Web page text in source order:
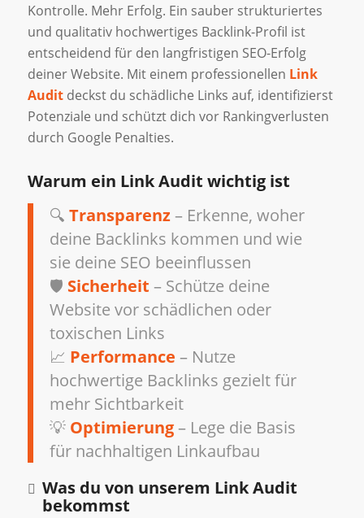
Kontrolle. Mehr Erfolg. Ein sauber strukturiertes
und qualitativ hochwertiges Backlink-Profil ist
entscheidend für den langfristigen SEO-Erfolg
deiner Website. Mit einem professionellen Link
Auditdeckst du schädliche Links auf, identifizierst
Potenziale und schützt dich vor Rankingverlusten
durch Google Penalties.
Warum ein Link Audit wichtig ist
🔍 Transparenz– Erkenne, woher
deine Backlinks kommen und wie
sie deine SEO beeinflussen
🛡️ Sicherheit – Schütze deine
Website vor schädlichen oder
toxischen Links
📈 Performance – Nutze
hochwertige Backlinks gezielt für
mehr Sichtbarkeit
💡 Optimierung– Lege die Basis
für nachhaltigen Linkaufbau
Was du von unserem Link Audit
bekommst